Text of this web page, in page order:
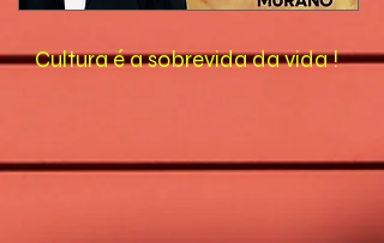
Cultura é a sobrevida da vida !